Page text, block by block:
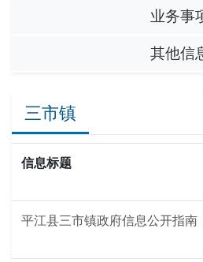
业务事
其他信
三市镇
信息标题
平江县三市镇政府信息公开指南